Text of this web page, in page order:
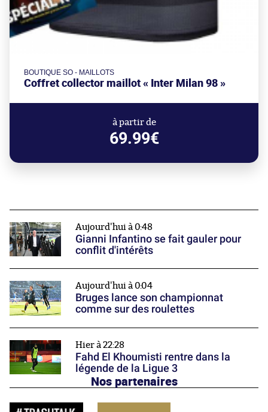
BOUTIQUE SO - MAILLOTS
Coffret collector maillot « Inter Milan 98 »
à partir de
69.99€
Aujourd'hui à 0:48
Gianni Infantino se fait gauler pour
conflit d'intérêts
Aujourd'hui à 0:04
Bruges lance son championnat
comme sur des roulettes
Hier à 22:28
Fahd El Khoumisti rentre dans la
légende de la Ligue 3
Nos partenaires